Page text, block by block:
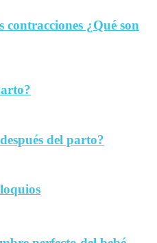
¿Qué son
del parto?